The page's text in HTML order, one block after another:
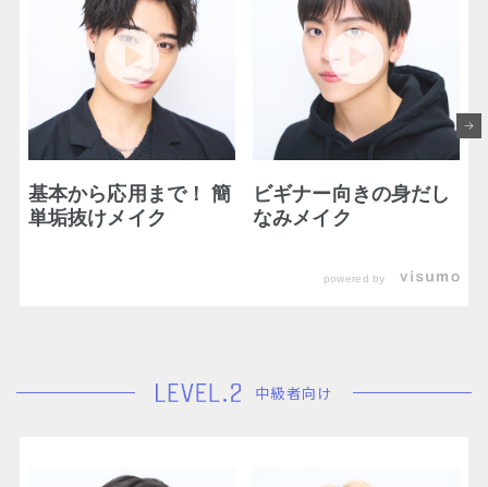
基本から応用まで！ 簡
単垢抜けメイク
ビギナー向きの身だし
なみメイク
powered by
中級者向け